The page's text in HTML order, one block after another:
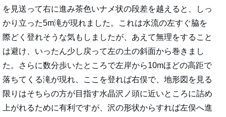
を見送って右に進み茶色いナメ状の段差を越えると、しっ
かり立った5m滝が現れました。これは水流の左すぐ脇を
際どく登れそうな気もしましたが、あえて無理をすること
は避け、いったん少し戻って左の土の斜面から巻きまし
た。さらに数分歩いたところで左岸から10mほどの高距で
落ちてくる滝が現れ、ここを登れば右俣で、地形図を見る
限りはそちらの方が目指す水晶沢ノ頭に近いところに詰め
上がれるために有利ですが、沢の形状からすれば左俣へ進